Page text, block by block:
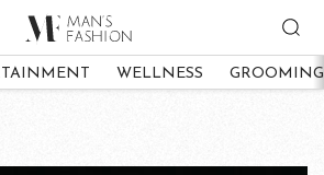
WELLNESS GROOMING